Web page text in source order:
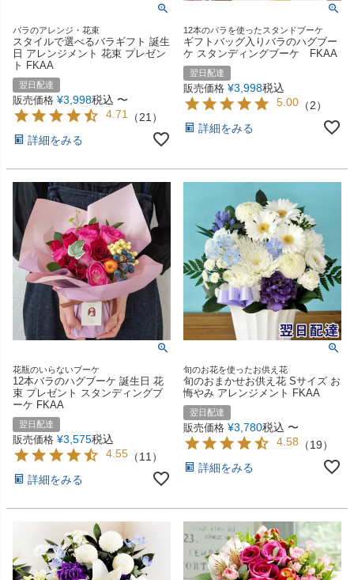
バラのアレンジ・花束
スタイルで選べるバラギフト 誕生
日 アレンジメント 花束 プレゼン
ト FKAA
翌日配達
販売価格 ¥3,998税込 〜
4.71
（21 ）
詳細をみる
12本のバラを使ったスタンドブーケ
ギフトバッグ入りバラのハグブー
ケ スタンディングブーケ FKAA
翌日配達
販売価格 ¥3,998税込
5.00 （2）
詳細をみる
花瓶のいらないブーケ
12本バラのハグブーケ 誕生日 花
束 プレゼント スタンディングブ
ーケ FKAA
翌日配達
販売価格 ¥3,575税込
4.55 （11 ）
詳細をみる
旬のお花を使ったお供え花
旬のおまかせお供え花 Sサイズ お
悔やみ アレンジメント FKAA
翌日配達
販売価格 ¥3,780税込 〜
4.58 （19）
詳細をみる